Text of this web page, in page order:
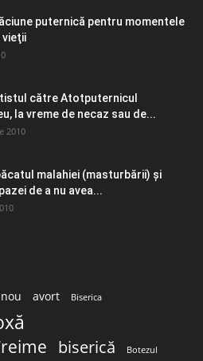
puternică pentru momentele
vieţii
către Atotputernicul
la vreme de necaz sau de...
2010
malahiei (masturbării) şi
de a nu avea...
avort Biserica
biserică Botezul